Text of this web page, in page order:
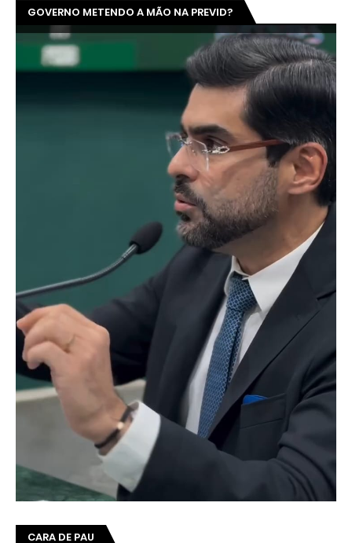
GOVERNO METENDO A MÃO NA PREVID?
CARA DE PAU